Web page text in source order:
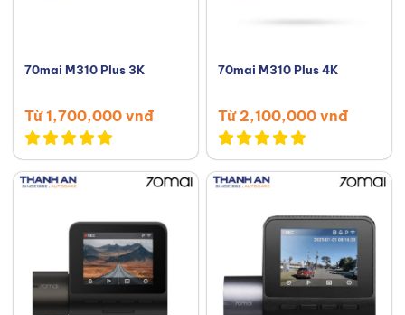
70mai M310 Plus 3K
Từ 1,700,000 vnđ
70mai M310 Plus 4K
Từ 2,100,000 vnđ